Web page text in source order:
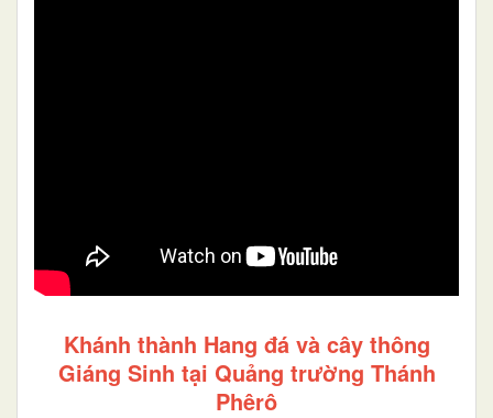
Khánh thành Hang đá và cây thông
Giáng Sinh tại Quảng trường Thánh
Phêrô